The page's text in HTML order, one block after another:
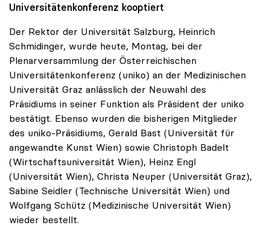
Universitätenkonferenz kooptiert
Der Rektor der Universität Salzburg, Heinrich
Schmidinger, wurde heute, Montag, bei der
Plenarversammlung der Österreichischen
Universitätenkonferenz (uniko) an der Medizinischen
Universität Graz anlässlich der Neuwahl des
Präsidiums in seiner Funktion als Präsident der uniko
bestätigt. Ebenso wurden die bisherigen Mitglieder
des uniko-Präsidiums, Gerald Bast (Universität für
angewandte Kunst Wien) sowie Christoph Badelt
(Wirtschaftsuniversität Wien), Heinz Engl
(Universität Wien), Christa Neuper (Universität Graz),
Sabine Seidler (Technische Universität Wien) und
Wolfgang Schütz (Medizinische Universität Wien)
wieder bestellt.